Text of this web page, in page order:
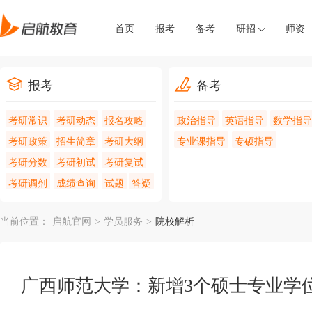
首页 报考 备考 研招 师资
报考
考研常识 考研动态
报名攻略
考研政策
招生简章
考研大纲
考研分数
考研初试
考研复试
考研调剂
成绩查询 试题 答疑
备考
政治指导 英语指导
数学指导
专业课指导
专硕指导
当前位置： 启航官网 > 学员服务 > 院校解析
广西师范大学：新增3个硕士专业学